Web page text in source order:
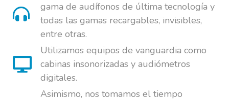
gama de audífonos de última tecnología y
todas las gamas recargables, invisibles,
entre otras.
Utilizamos equipos de vanguardia como
cabinas insonorizadas y audiómetros
digitales.
Asimismo, nos tomamos el tiempo